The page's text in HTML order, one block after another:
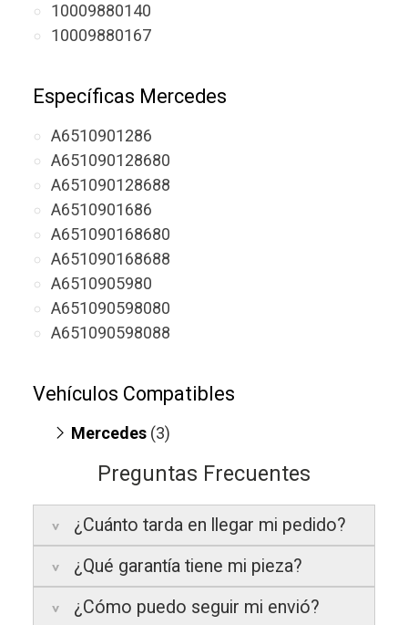
10009880140
10009880167
Específicas Mercedes
A6510901286
A651090128680
A651090128688
A6510901686
A651090168680
A651090168688
A6510905980
A651090598080
A651090598088
Vehículos Compatibles
Mercedes (3)
OM 651.958)
V200 W447(motor OM 651.950)
V250 W447(motor OM 651.950)
Preguntas Frecuentes
¿Cuánto tarda en llegar mi pedido?
Península:Entregamos en un plazo
estimado de24 a 48 horas laborables, si
realizas tu pedido antes de las 17:00 h
¿Qué garantía tiene mi pieza?
La garantía varía según el tipo de producto:
¿Cómo puedo seguir mi envió?